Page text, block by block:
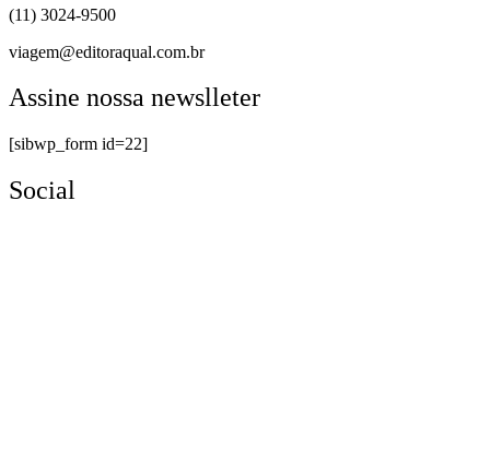
(11) 3024-9500
viagem@editoraqual.com.br
Assine nossa newslleter
[sibwp_form id=22]
Social